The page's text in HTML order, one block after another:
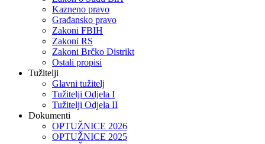
Kazneno pravo
Građansko pravo
Zakoni FBIH
Zakoni RS
Zakoni Brčko Distrikt
Ostali propisi
Tužitelji
Glavni tužitelj
Tužitelji Odjela I
Tužitelji Odjela II
Dokumenti
OPTUŽNICE 2026
OPTUŽNICE 2025